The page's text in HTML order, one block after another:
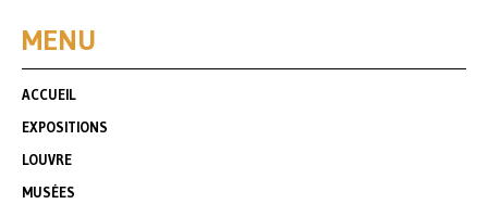
MENU
ACCUEIL
EXPOSITIONS
LOUVRE
MUSÉES